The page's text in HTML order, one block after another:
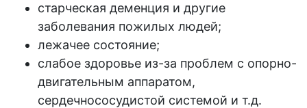
старческая деменция и другие
заболевания пожилых людей;
лежачее состояние;
слабое здоровье из-за проблем с опорно-
двигательным аппаратом,
сердечнососудистой системой и т.д.